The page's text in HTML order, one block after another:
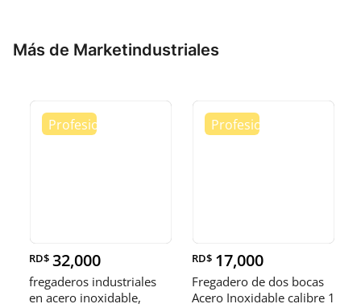
Más de Marketindustriales
RD$ 32,000
fregaderos industriales
en acero inoxidable,
RD$ 17,000
Fregadero de dos bocas
Acero Inoxidable calibre 1